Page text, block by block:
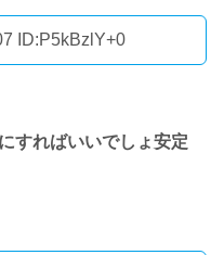
ID:P5kBzlY+0
すればいいでしょ安定